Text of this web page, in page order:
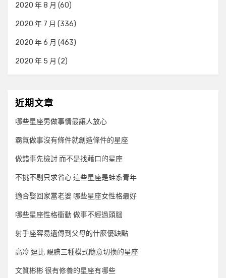
2020 年 8 月 (60)
2020 年 7 月 (336)
2020 年 6 月 (463)
2020 年 5 月 (2)
近期文章
哪些星座男做事情最讓人放心
霸氣做事沒有條件就創造條件的星座
做錯事先檢討 而不是找藉口的星座
不挑不剔只求省心 這些星座是蛙系青年
適合娶回家當老婆 哪些星座女性格最好
哪些星座性格衝動 做事不經過頭腦
射手座容易遺傳到父母的什麼優缺點
高冷 逗比 靦腆三種模式隨意切換的星座
文質彬彬 很有修養的星座有哪些